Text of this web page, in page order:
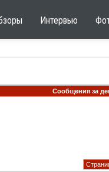
Интервью
Сообщения за